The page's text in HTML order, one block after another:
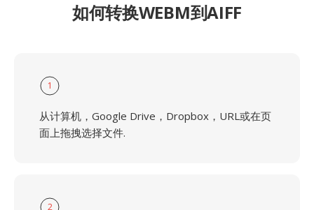
如何转换WEBM到AIFF
1
从计算机，Google Drive，Dropbox，URL或在页
面上拖拽选择文件.
2